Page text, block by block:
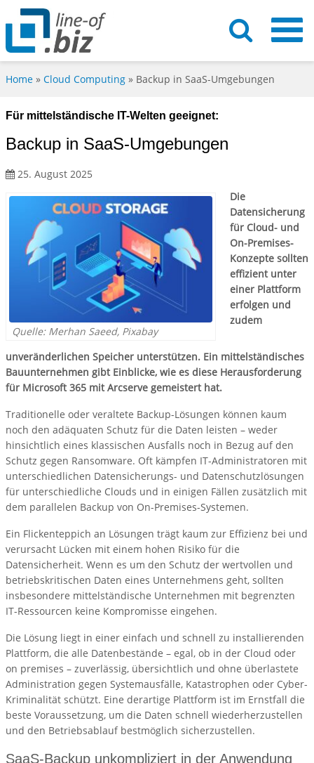
Home » Cloud Computing » Backup in SaaS-Umgebungen
Für mittelständische IT-Welten geeignet:
Backup in SaaS-Umgebungen
25. August 2025
Quelle: Merhan Saeed, Pixabay
Die
Datensicherung
für Cloud- und
On-Premises-
Konzepte sollten
effizient unter
einer Plattform
erfolgen und
zudem
unveränderlichen Speicher unterstützen. Ein mittelständisches
Bauunternehmen gibt Einblicke, wie es diese Herausforderung
für Microsoft 365 mit Arcserve gemeistert hat.
Traditionelle oder veraltete Backup-Lösungen können kaum
noch den adäquaten Schutz für die Daten leisten – weder
hinsichtlich eines klassischen Ausfalls noch in Bezug auf den
Schutz gegen Ransomware. Oft kämpfen IT-Administratoren mit
unterschiedlichen Datensicherungs- und Datenschutzlösungen
für unterschiedliche Clouds und in einigen Fällen zusätzlich mit
dem parallelen Backup von On-Premises-Systemen.
Ein Flickenteppich an Lösungen trägt kaum zur Effizienz bei und
verursacht Lücken mit einem hohen Risiko für die
Datensicherheit. Wenn es um den Schutz der wertvollen und
betriebskritischen Daten eines Unternehmens geht, sollten
insbesondere mittelständische Unternehmen mit begrenzten
IT-Ressourcen keine Kompromisse eingehen.
Die Lösung liegt in einer einfach und schnell zu installierenden
Plattform, die alle Datenbestände – egal, ob in der Cloud oder
on premises – zuverlässig, übersichtlich und ohne überlastete
Administration gegen Systemausfälle, Katastrophen oder Cyber-
Kriminalität schützt. Eine derartige Plattform ist im Ernstfall die
beste Voraussetzung, um die Daten schnell wiederherzustellen
und den Betriebsablauf bestmöglich sicherzustellen.
SaaS-Backup unkompliziert in der Anwendung